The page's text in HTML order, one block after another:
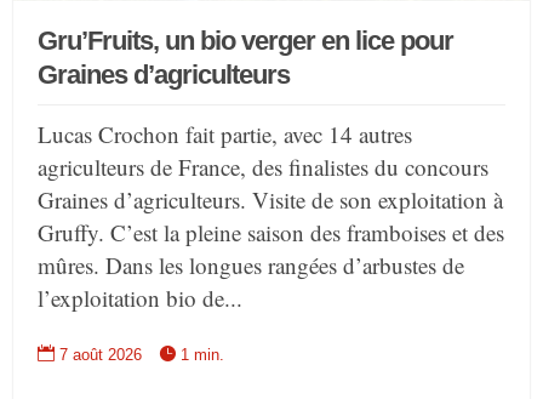
Gru’Fruits, un bio verger en lice pour
Graines d’agriculteurs
Lucas Crochon fait partie, avec 14 autres
agriculteurs de France, des finalistes du concours
Graines d’agriculteurs. Visite de son exploitation à
Gruffy. C’est la pleine saison des framboises et des
mûres. Dans les longues rangées d’arbustes de
l’exploitation bio de...
 7 août 2026  1 min.